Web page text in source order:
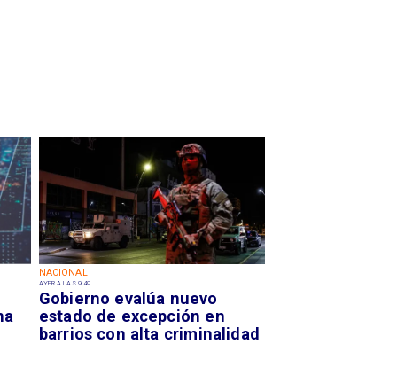
NACIONAL
AYER A LAS 9:49
Gobierno evalúa nuevo
estado de excepción en
barrios con alta criminalidad